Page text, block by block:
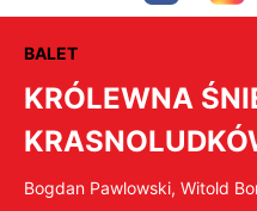
BALET
KRÓLEWNA
Bogdan Pawlowski, Witold